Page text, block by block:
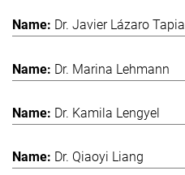
Dr. Javier Lázaro Tapia
Dr. Marina Lehmann
Dr. Kamila Lengyel
Dr. Qiaoyi Liang